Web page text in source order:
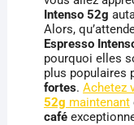
Intenso 52g
Alors,
Espresso
pourquoi elles
plus populaires
fortes. Achetez
52g maintenant
café